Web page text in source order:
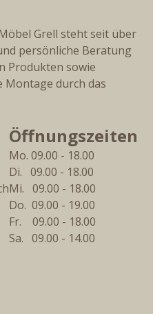
Grell steht seit über
persönliche Beratung
Produkten sowie
Montage durch das
Öffnungszeiten
Mo. 09.00 - 18.00
Di.   09.00 - 18.00
Mi.   09.00 - 18.00
Do.  09.00 - 19.00
Fr.    09.00 - 18.00
Sa.   09.00 - 14.00